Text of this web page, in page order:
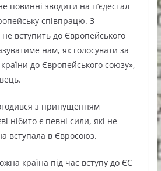
повинні зводити на п’єдестал
співпрацю. З
вступить до Європейського
нам, як голосувати за
країни до Європейського союзу»,
з припущенням
нібито є певні сили, які не
вступала в Євросоюз.
країна під час вступу до ЄС